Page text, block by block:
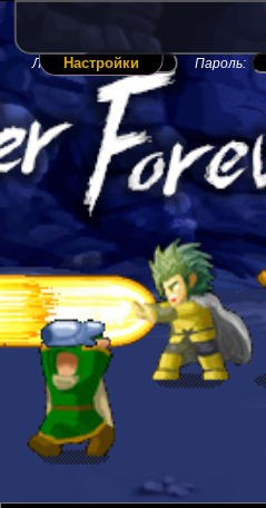
Логин: Пароль:
Настройки